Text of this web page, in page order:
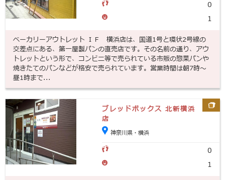
0
1
ベーカリーアウトレット ＩＦ 横浜店は、国道1号と環状2号線の
交差点にある、第一屋製パンの直売店です。その名前の通り、アウ
トレットという形で、コンビニ等で売られている市販の惣菜パンや
焼きたてのパンなどが格安で売られています。営業時間は朝7時～
昼1時まで...
ブレッドボックス 北新横浜
店
神奈川県・横浜
0
1